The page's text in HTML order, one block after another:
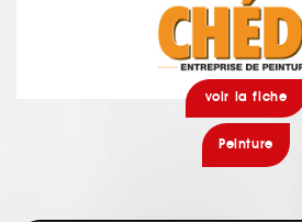
voir la fiche
Peinture